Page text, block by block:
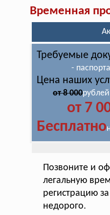
Временная
Требуемые
-
Цена наших
от 8 000
от 7
Бесплатно
Позвоните и
легальную
регистрацию
недорого.